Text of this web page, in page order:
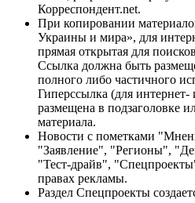
Корреспондент.net.
При копировании
Украины и мира», для
прямая открытая для
Ссылка должна быть
полного либо частичного
Гиперссылка (для
размещена в подзаголовке
материала.
Новости с пометками
"Заявление", "Регионы",
"Тест-драйв",
правах рекламы.
Раздел Спецпроекты